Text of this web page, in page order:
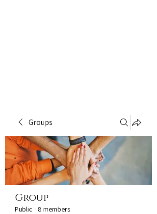
Groups
Group
Public · 8 members